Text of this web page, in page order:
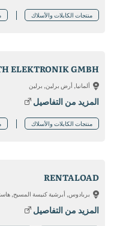
منتجات الكابلات والأسلاك
ELEKTRONIK GMBH
ألمانيا, أرض برلين, برلين
المزيد من التفاصيل
منتجات الكابلات والأسلاك
RENTALOAD
بربادوس, أبرشية كنيسة المسيح,
المزيد من التفاصيل